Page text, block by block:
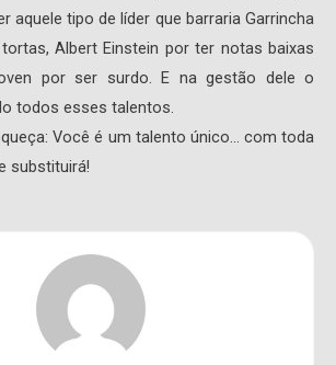
aquele tipo de líder que barraria Garrincha
Albert Einstein por ter notas baixas
por ser surdo. E na gestão dele o
todos esses talentos.
Você é um talento único… com toda
substituirá!